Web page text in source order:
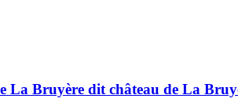
La Bruyère dit château de La